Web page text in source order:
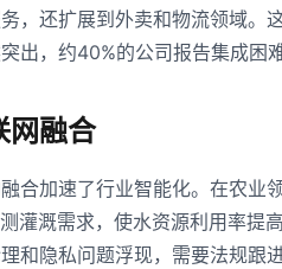
，还扩展到外卖和物流领域。
出，约40%的公司报告集成困
网融合
合加速了行业智能化。在农业
灌溉需求，使水资源利用率提
和隐私问题浮现，需要法规跟进